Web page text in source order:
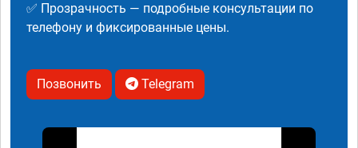
✅ Прозрачность — подробные консультации по
телефону и фиксированные цены.
Позвонить Telegram